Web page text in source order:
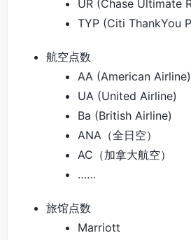
UR (Chase Ultimate
TYP (Citi ThankYou
航空点数
AA (American Airline)
UA (United Airline)
Ba (British Airline)
ANA（全日空）
AC（加拿大航空）
……
旅馆点数
Marriott